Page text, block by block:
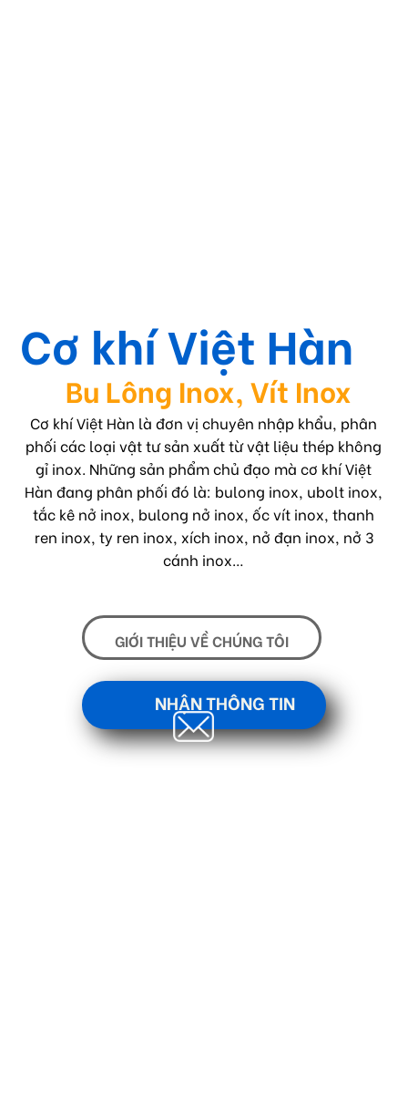
Cơ khí Việt Hàn
Bu Lông Inox, Vít Inox
Cơ khí Việt Hàn là đơn vị chuyên nhập khẩu, phân
phối các loại vật tư sản xuất từ vật liệu thép không
gỉ inox. Những sản phẩm chủ đạo mà cơ khí Việt
Hàn đang phân phối đó là: bulong inox, ubolt inox,
tắc kê nở inox, bulong nở inox, ốc vít inox, thanh
ren inox, ty ren inox, xích inox, nở đạn inox, nở 3
cánh inox…
NHẬN THÔNG TIN
GIỚI THIỆU VỀ CHÚNG TÔI